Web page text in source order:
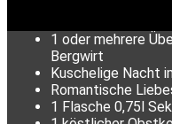
1 oder mehrere
Bergwirt
Kuschelige Nacht
Romantische
1 Flasche 0,75l